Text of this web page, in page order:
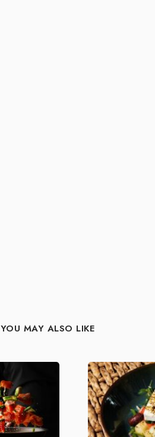
YOU MAY ALSO LIKE